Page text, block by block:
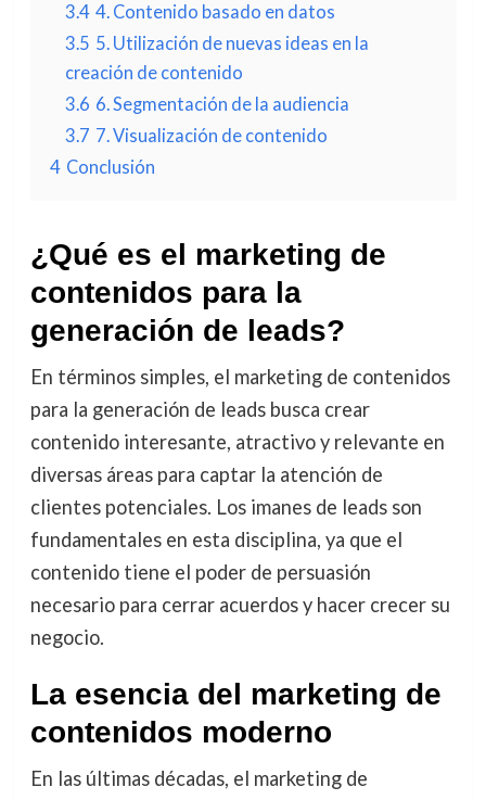
3.4 4. Contenido basado en datos
3.5 5. Utilización de nuevas ideas en la
creación de contenido
3.6 6. Segmentación de la audiencia
3.7 7. Visualización de contenido
4 Conclusión
¿Qué es el marketing de
contenidos para la
generación de leads?
En términos simples, el marketing de contenidos
para la generación de leads busca crear
contenido interesante, atractivo y relevante en
diversas áreas para captar la atención de
clientes potenciales. Los imanes de leads son
fundamentales en esta disciplina, ya que el
contenido tiene el poder de persuasión
necesario para cerrar acuerdos y hacer crecer su
negocio.
La esencia del marketing de
contenidos moderno
En las últimas décadas, el marketing de